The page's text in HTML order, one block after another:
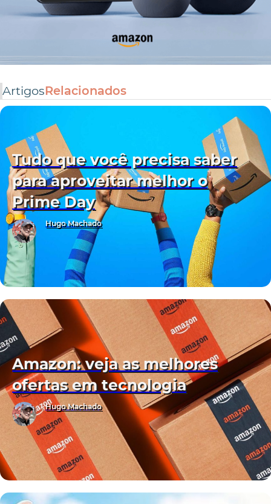
ArtigosRelacionados
Tudo que você precisa saber
para aproveitar melhor o
Prime Day
Hugo Machado
Amazon: veja as melhores
ofertas em tecnologia
Hugo Machado